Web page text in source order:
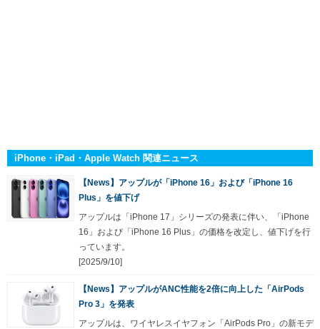
iPhone・iPad・Apple Watch 関連ニュース
【News】アップルが「iPhone 16」および「iPhone 16
Plus」を値下げ
アップルは「iPhone 17」シリーズの発表に伴い、「iPhone
16」および「iPhone 16 Plus」の価格を改定し、値下げを行
っています。
[2025/9/10]
【News】アップルがANC性能を2倍に向上した「AirPods
Pro 3」を発表
アップルは、ワイヤレスイヤフォン「AirPods Pro」の新モデ